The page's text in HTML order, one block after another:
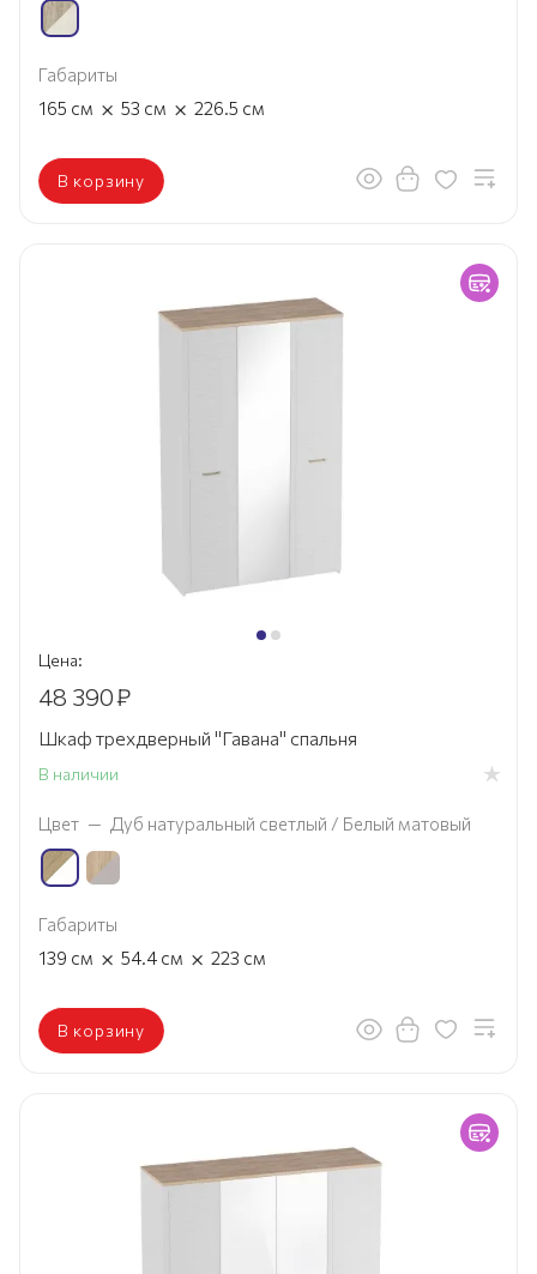
Габариты
165 см × 53 см × 226.5 см
В корзину
Цена:
48 390₽
Шкаф трехдверный "Гавана" спальня
В наличии
Цвет — Дуб натуральный светлый / Белый матовый
Габариты
139 см × 54.4 см × 223 см
В корзину